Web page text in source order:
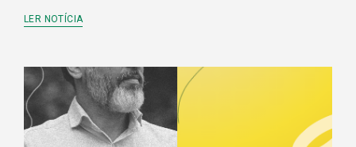
LER NOTÍCIA